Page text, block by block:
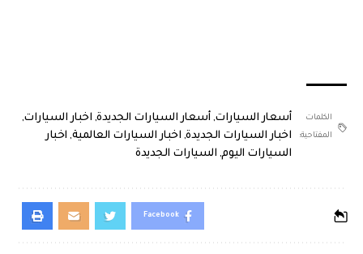
الكلمات
المفتاحية:
أسعار السيارات, أسعار السيارات الجديدة, اخبار السيارات,
اخبار السيارات الجديدة, اخبار السيارات العالمية, اخبار
السيارات اليوم, السيارات الجديدة
Facebook